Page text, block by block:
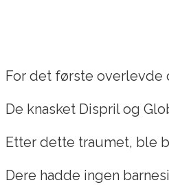
For det første overlevde
De knasket Dispril og
Etter dette traumet, ble
Dere hadde ingen